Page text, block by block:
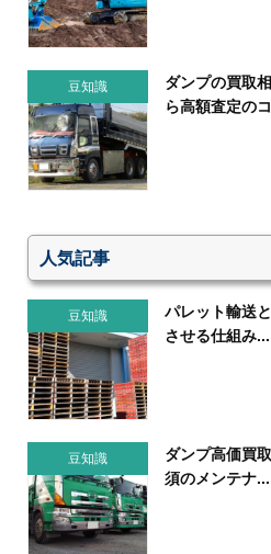
豆知識
ダンプの買取
ら高額査定の
人気記事
豆知識
パレット輸送
させる仕組み...
豆知識
ダンプ高価買
須のメンテナ...